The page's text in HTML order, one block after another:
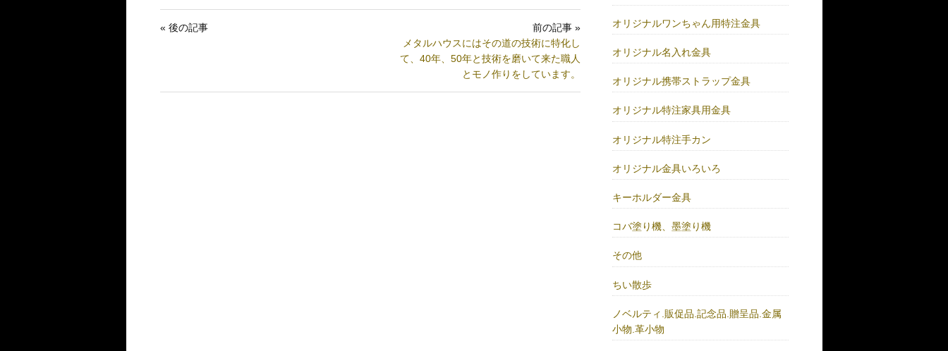
« 後の記事
前の記事 »
メタルハウスにはその道の技術に特化し
て、40年、50年と技術を磨いて来た職人
とモノ作りをしています。
オリジナルワンちゃん用特注金具
オリジナル名入れ金具
オリジナル携帯ストラップ金具
オリジナル特注家具用金具
オリジナル特注手カン
オリジナル金具いろいろ
キーホルダー金具
コバ塗り機、墨塗り機
その他
ちい散歩
ノベルティ.販促品.記念品.贈呈品.金属
小物.革小物